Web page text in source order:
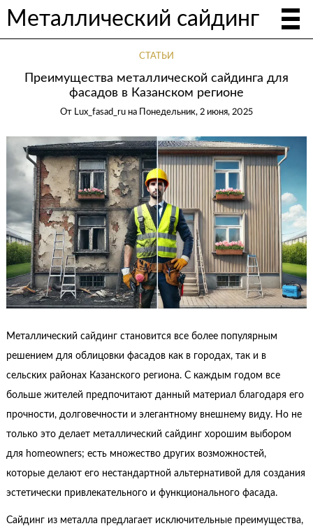
Металлический сайдинг
СТАТЬИ
Преимущества металлической сайдинга для
фасадов в Казанском регионе
От Lux_fasad_ru на Понедельник, 2 июня, 2025
Металлический сайдинг становится все более популярным
решением для облицовки фасадов как в городах, так и в
сельских районах Казанского региона. С каждым годом все
больше жителей предпочитают данный материал благодаря его
прочности, долговечности и элегантному внешнему виду. Но не
только это делает металлический сайдинг хорошим выбором
для homeowners; есть множество других возможностей,
которые делают его нестандартной альтернативой для создания
эстетически привлекательного и функционального фасада.
Сайдинг из металла предлагает исключительные преимущества,